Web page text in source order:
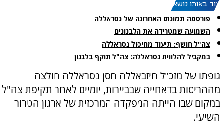
עוד באותו נושא:
פורסמה תמונתו האחרונה של נסראללה
השמועה שמטרידה את הלבנונים
צה"ל חושף: תיעוד מחיסול נסראללה
במקביל להלווית נסראללה: צה"ל תוקף בלבנון
גופתו של מזכ"ל חיזבאללה חסן נסראללה חולצה
מההריסות בדאחייה שבביירות, יומיים לאחר תקיפת צה"ל
במקום שבו הייתה המפקדה המרכזית של ארגון הטרור
השיעי.